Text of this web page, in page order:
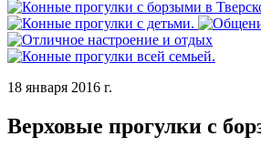
18 января 2016 г.
Верховые прогулки с